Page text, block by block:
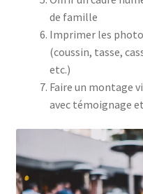
de famille
Imprimer les
(coussin, tasse,
etc.)
Faire un montage
avec témoignage